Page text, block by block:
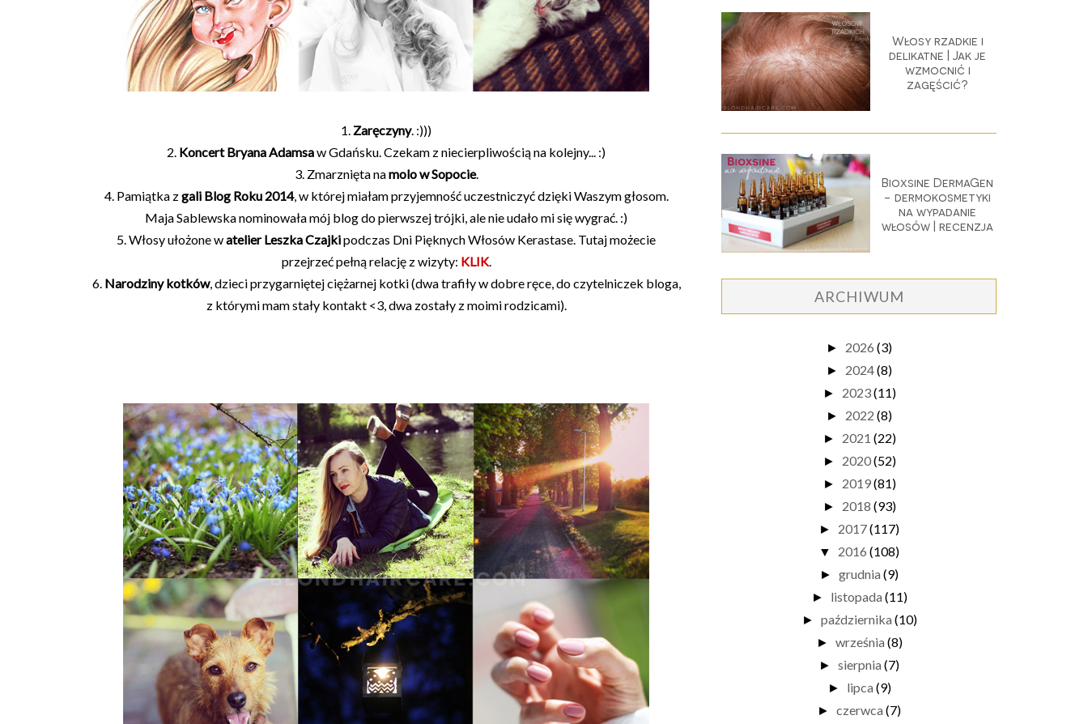
1.Zaręczyny. :)))
2. Koncert Bryana Adamsaw Gdańsku. Czekam z niecierpliwością na kolejny... :)
3. Zmarznięta namolo w Sopocie.
4. Pamiątka zgali Blog Roku 2014, w której miałam przyjemność uczestniczyć dzięki Waszym głosom.
Maja Sablewska nominowała mój blog do pierwszej trójki, ale nie udało mi się wygrać. :)
5. Włosy ułożone watelier Leszka Czajkipodczas Dni Pięknych Włosów Kerastase. Tutaj możecie
przejrzeć pełną relację z wizyty: KLIK.
6.Narodziny kotków, dzieci przygarniętej ciężarnej kotki (dwa trafiły w dobre ręce, do czytelniczek bloga,
z którymi mam stały kontakt <3, dwa zostały z moimi rodzicami).
Włosy rzadkie i
delikatne | Jak je
wzmocnić i
zagęścić?
Bioxsine DermaGen
- dermokosmetyki
na wypadanie
włosów | recenzja
ARCHIWUM
► 2026 (3)
► 2024(8)
► 2023(11)
► 2022 (8)
► 2021 (22)
► 2020(52)
► 2019(81)
► 2018 (93)
► 2017(117)
▼ 2016 (108)
► grudnia (9)
► listopada (11)
► października (10)
► września (8)
► sierpnia (7)
► lipca (9)
► czerwca (7)